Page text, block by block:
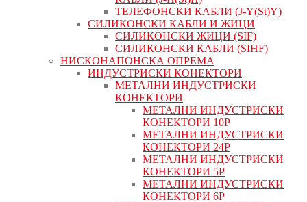
ТЕЛЕФОНСКИ КАБЛИ (J-Y(St)Y)
СИЛИКОНСКИ КАБЛИ И ЖИЦИ
СИЛИКОНСКИ ЖИЦИ (SIF)
СИЛИКОНСКИ КАБЛИ (SIHF)
НИСКОНАПОНСКА ОПРЕМА
ИНДУСТРИСКИ КОНЕКТОРИ
МЕТАЛНИ ИНДУСТРИСКИ
КОНЕКТОРИ
МЕТАЛНИ ИНДУСТРИСКИ
КОНЕКТОРИ 10P
МЕТАЛНИ ИНДУСТРИСКИ
КОНЕКТОРИ 24P
МЕТАЛНИ ИНДУСТРИСКИ
КОНЕКТОРИ 5P
МЕТАЛНИ ИНДУСТРИСКИ
КОНЕКТОРИ 6P